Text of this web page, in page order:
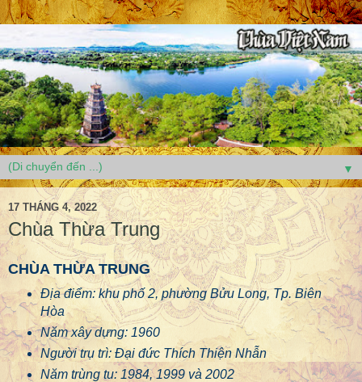
▼
17 THÁNG 4, 2022
Chùa Thừa Trung
CHÙA THỪA TRUNG
Địa điểm: khu phố 2, phường Bửu Long, Tp. Biên
Hòa
Năm xây dựng: 1960
Người trụ trì: Đại đức Thích Thiện Nhẫn
Năm trùng tu: 1984, 1999 và 2002